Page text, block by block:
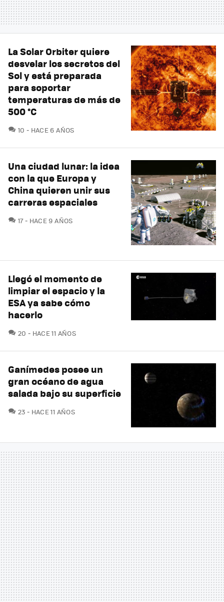
La Solar Orbiter quiere
desvelar los secretos del
Sol y está preparada
para soportar
temperaturas de más de
500 °C
10 COMENTARIOS
HACE 6 AÑOS
Una ciudad lunar: la idea
con la que Europa y
China quieren unir sus
carreras espaciales
17COMENTARIOS
HACE 9 AÑOS
Llegó el momento de
limpiar el espacio y la
ESA ya sabe cómo
hacerlo
20 COMENTARIOS
HACE 11 AÑOS
Ganímedes posee un
gran océano de agua
salada bajo su superficie
23 COMENTARIOS
HACE 11 AÑOS